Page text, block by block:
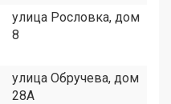
улица Рословка, дом
8
улица Обручева, дом
28А